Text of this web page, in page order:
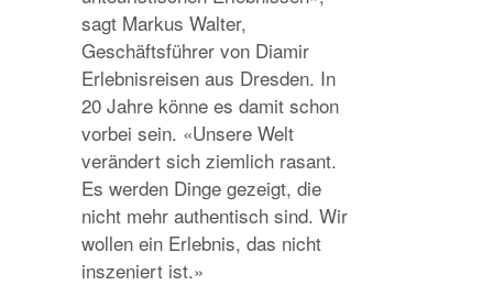
sagt Markus Walter,
Geschäftsführer von Diamir
Erlebnisreisen aus Dresden. In
20 Jahre könne es damit schon
vorbei sein. «Unsere Welt
verändert sich ziemlich rasant.
Es werden Dinge gezeigt, die
nicht mehr authentisch sind. Wir
wollen ein Erlebnis, das nicht
inszeniert ist.»